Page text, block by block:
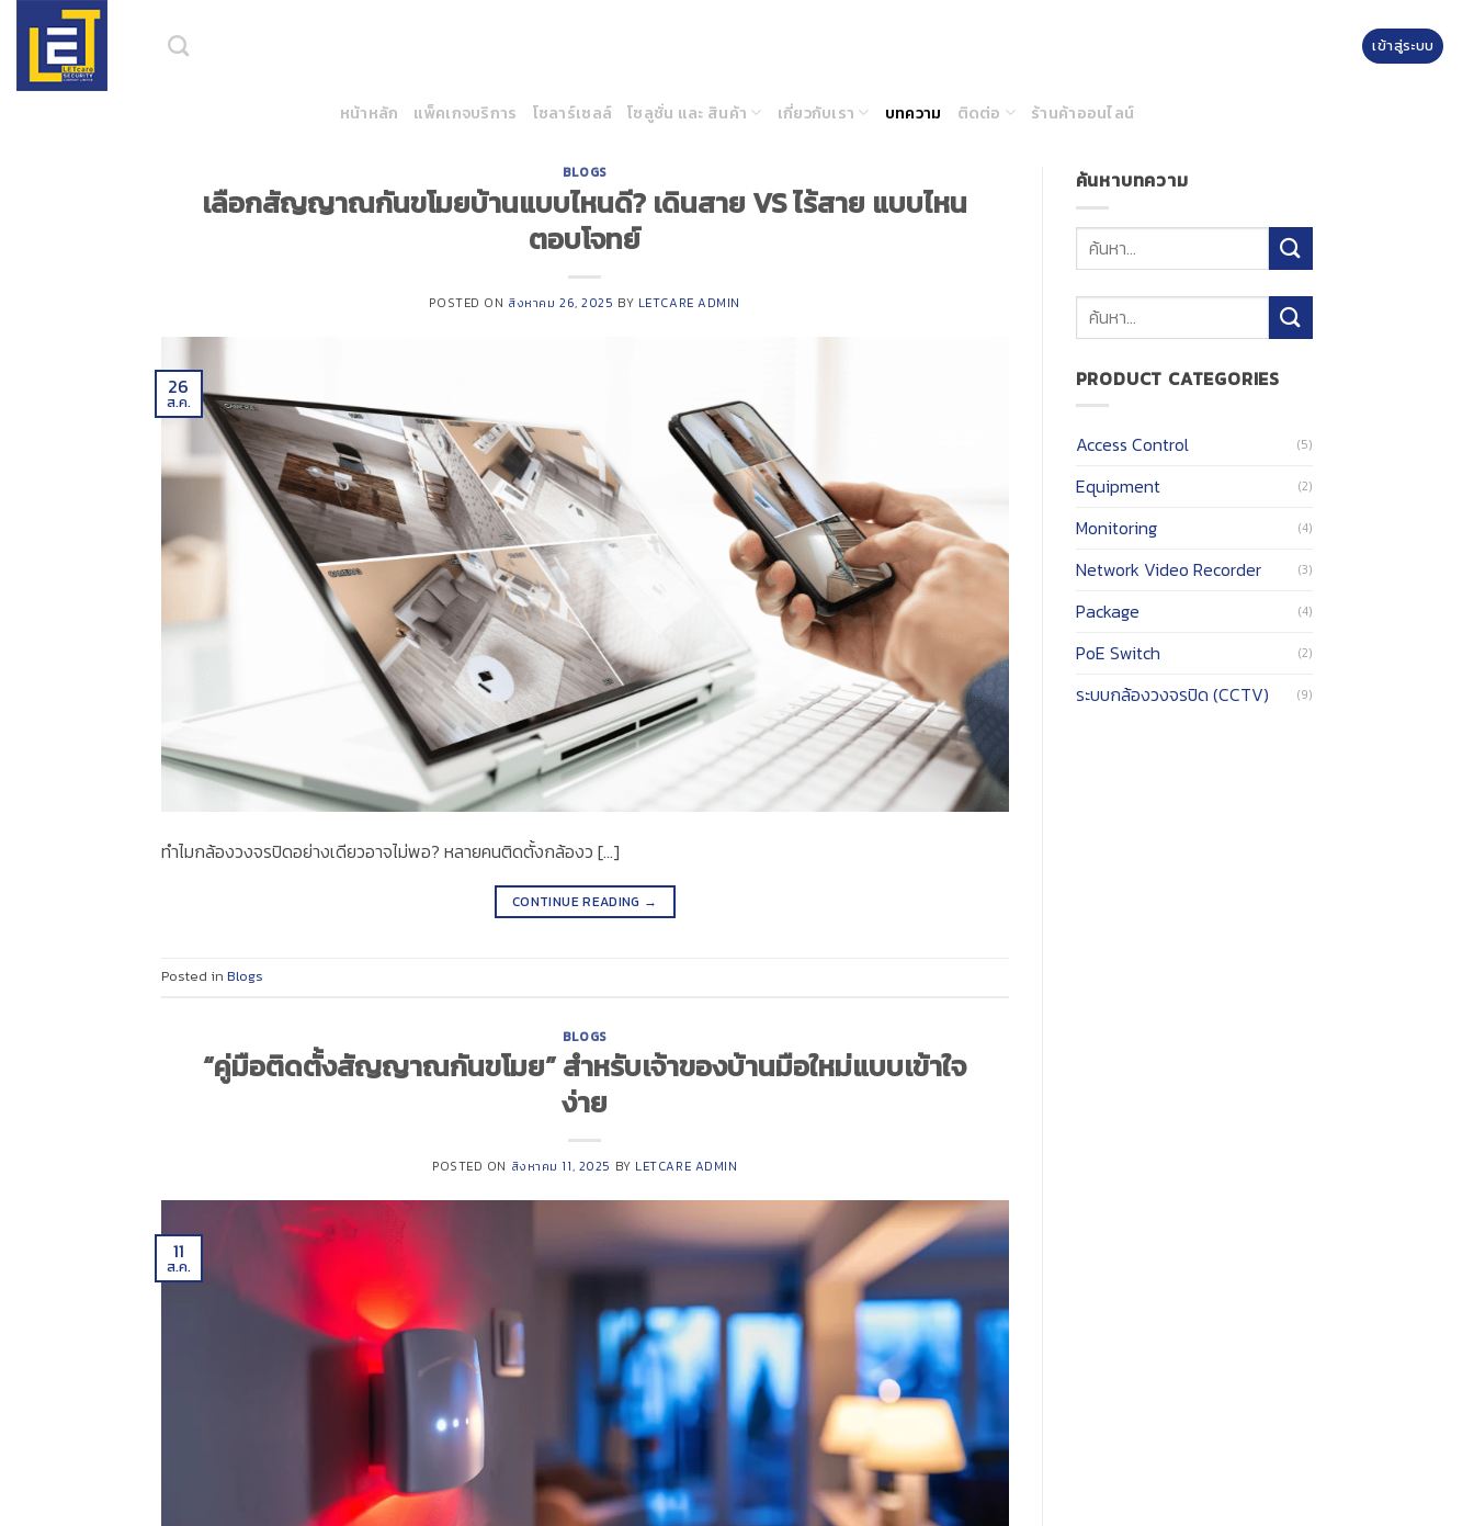
content
เข้าสู่ระบบ
หน้าหลัก แพ็คเกจบริการ โซลาร์เซลล์ โซลูชั่น และ สินค้า เกี่ยวกับเรา บทความ ติดต่อ ร้านค้าออนไลน์
BLOGS
เลือกสัญญาณกันขโมยบ้านแบบไหนดี? เดินสาย VS ไร้สาย แบบไหน
ตอบโจทย์
POSTED ON สิงหาคม 26, 2025 BY LETCARE ADMIN
26
ส.ค.
ทำไมกล้องวงจรปิดอย่างเดียวอาจไม่พอ? หลายคนติดตั้งกล้องว […]
CONTINUE READING →
Posted in Blogs
BLOGS
“คู่มือติดตั้งสัญญาณกันขโมย” สำหรับเจ้าของบ้านมือใหม่แบบเข้าใจ
ง่าย
POSTED ON สิงหาคม 11, 2025 BY LETCARE ADMIN
11
ส.ค.
ค้นหาบทความ
ค้นหา:
PRODUCT CATEGORIES
Access Control (5)
Equipment (2)
Monitoring (4)
Network Video Recorder (3)
Package (4)
PoE Switch (2)
ระบบกล้องวงจรปิด (CCTV) (9)